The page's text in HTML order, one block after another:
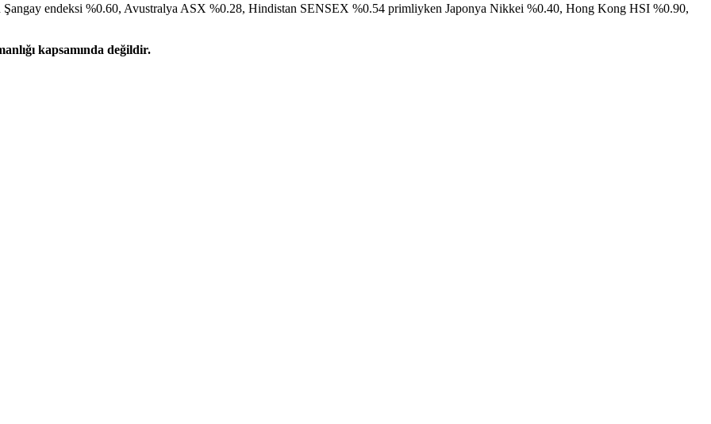
Şangay endeksi %0.60, Avustralya ASX %0.28, Hindistan SENSEX %0.54 primliyken Japonya Nikkei %0.40, Hong Kong HSI %0.90,
kapsamında değildir.